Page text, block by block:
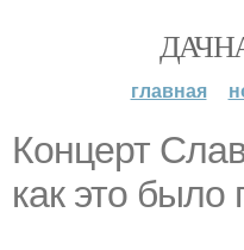
главная
Концерт
как это было